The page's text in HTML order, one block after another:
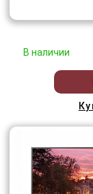
В наличии